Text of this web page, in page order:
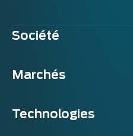
Société
Marchés
Technologies